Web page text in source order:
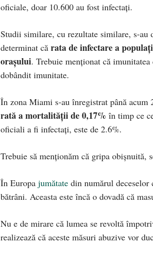
oficiale, doar 10.600 au fost infectați.
Studii similare, cu rezultate similare, s-au
determinat că rata de infectare a
orașului. Trebuie menționat că
dobândit imunitate.
În zona Miami s-au înregistrat până acum
rată a mortalității de 0,17% în timp ce
oficiali a fi infectați, este de 2.6%.
Trebuie să menționăm că gripa obișnuită,
În Europa jumătate din numărul deceselor
bătrâni. Aceasta este încă o dovadă că
Nu e de mirare că lumea se revoltă
realizează că aceste măsuri abuzive vor